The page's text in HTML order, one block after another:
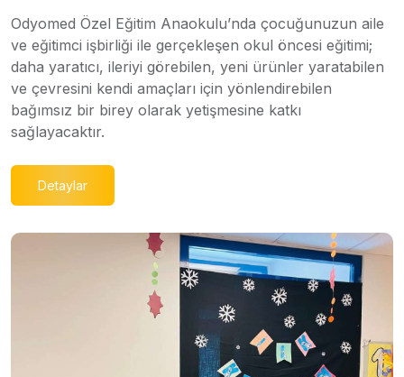
Odyomed Özel Eğitim Anaokulu’nda çocuğunuzun aile
ve eğitimci işbirliği ile gerçekleşen okul öncesi eğitimi;
daha yaratıcı, ileriyi görebilen, yeni ürünler yaratabilen
ve çevresini kendi amaçları için yönlendirebilen
bağımsız bir birey olarak yetişmesine katkı
sağlayacaktır.
Detaylar